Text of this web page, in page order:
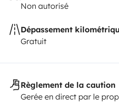
Non autorisé
Dépassement
Gratuit
Règlement de la caution
Gerée en direct par le